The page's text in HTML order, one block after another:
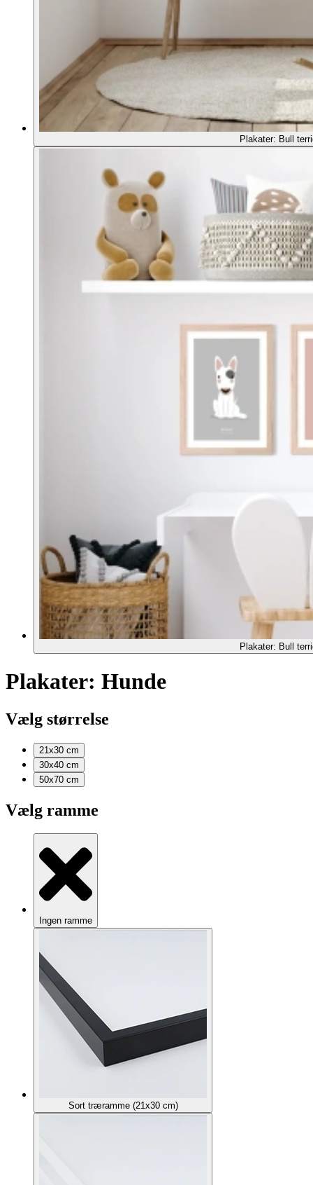
Plakater: Bull
Plakater: Bull
Plakater: Hunde
Vælg størrelse
21x30 cm
30x40 cm
50x70 cm
Vælg ramme
Ingen ramme
Sort træramme (21x30 cm)